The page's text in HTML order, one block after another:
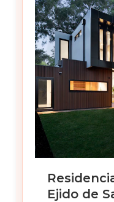
Ejido de